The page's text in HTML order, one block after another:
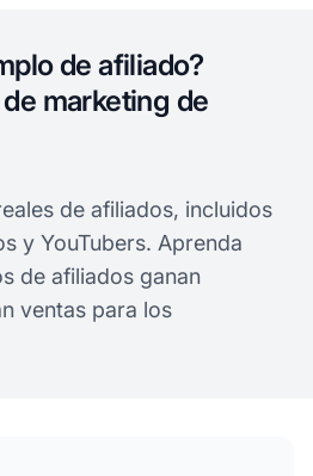
de afiliado?
marketing de
de afiliados, incluidos
y YouTubers. Aprenda
de afiliados ganan
ventas para los